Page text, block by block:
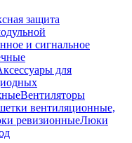
защита
и сигнальное
для
Вентиляторы
вентиляционные,
ревизионныеЛюки